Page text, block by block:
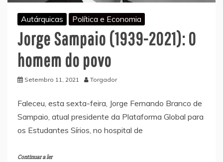
Autárquicas Política e Economia
Jorge Sampaio (1939-2021): O
homem do povo
Setembro 11, 2021 Torgador
Faleceu, esta sexta-feira, Jorge Fernando Branco de
Sampaio, atual presidente da Plataforma Global para
os Estudantes Sírios, no hospital de
Continuar a ler